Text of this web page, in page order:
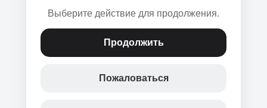
Выберите действие для продолжения.
Продолжить
Пожаловаться